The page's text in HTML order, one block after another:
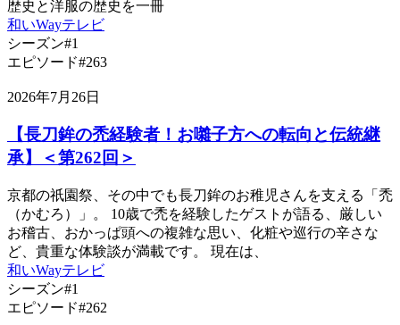
歴史と洋服の歴史を一冊
和いWayテレビ
シーズン#1
エピソード#263
2026年7月26日
【長刀鉾の禿経験者！お囃子方への転向と伝統継
承】＜第262回＞
京都の祇園祭、その中でも長刀鉾のお稚児さんを支える「禿
（かむろ）」。 10歳で禿を経験したゲストが語る、厳しい
お稽古、おかっぱ頭への複雑な思い、化粧や巡行の辛さな
ど、貴重な体験談が満載です。 現在は、
和いWayテレビ
シーズン#1
エピソード#262